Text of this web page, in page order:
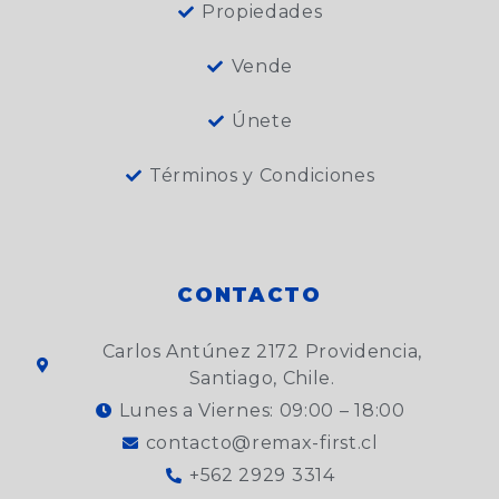
Propiedades
Vende
Únete
Términos y Condiciones
CONTACTO
Carlos Antúnez 2172 Providencia,
Santiago, Chile.
Lunes a Viernes: 09:00 – 18:00
contacto@remax-first.cl
+562 2929 3314